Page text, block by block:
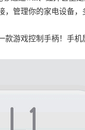
管理你的家电设备，
游戏控制手柄！手